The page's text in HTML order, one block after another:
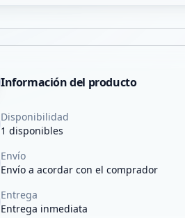
Información del producto
Disponibilidad
1 disponibles
Envío
Envío a acordar con el comprador
Entrega
Entrega inmediata